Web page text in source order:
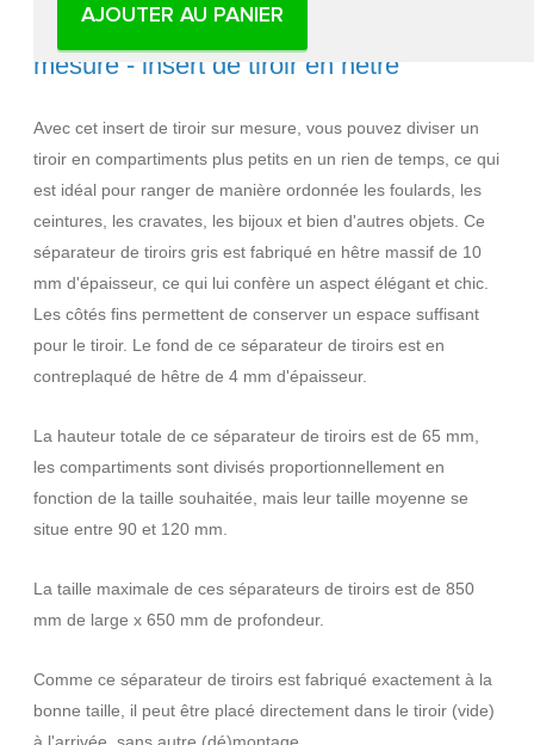
AJOUTER AU PANIER
Séparateur de tiroir en hêtre massif sur
mesure - insert de tiroir en hêtre
Avec cet insert de tiroir sur mesure, vous pouvez diviser un
tiroir en compartiments plus petits en un rien de temps, ce qui
est idéal pour ranger de manière ordonnée les foulards, les
ceintures, les cravates, les bijoux et bien d'autres objets. Ce
séparateur de tiroirs gris est fabriqué en hêtre massif de 10
mm d'épaisseur, ce qui lui confère un aspect élégant et chic.
Les côtés fins permettent de conserver un espace suffisant
pour le tiroir. Le fond de ce séparateur de tiroirs est en
contreplaqué de hêtre de 4 mm d'épaisseur.
La hauteur totale de ce séparateur de tiroirs est de 65 mm,
les compartiments sont divisés proportionnellement en
fonction de la taille souhaitée, mais leur taille moyenne se
situe entre 90 et 120 mm.
La taille maximale de ces séparateurs de tiroirs est de 850
mm de large x 650 mm de profondeur.
Comme ce séparateur de tiroirs est fabriqué exactement à la
bonne taille, il peut être placé directement dans le tiroir (vide)
à l'arrivée, sans autre (dé)montage.